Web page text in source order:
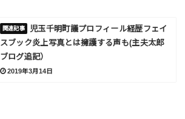
児玉千明町議プロフィール経歴フェイ
スブック炎上写真とは擁護する声も(主夫太郎
ブログ追記）
2019年3月14日